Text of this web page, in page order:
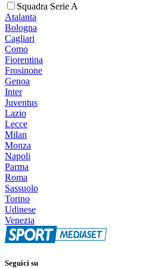
Squadra Serie A
Atalanta
Bologna
Cagliari
Como
Fiorentina
Frosinone
Genoa
Inter
Juventus
Lazio
Lecce
Milan
Monza
Napoli
Parma
Roma
Sassuolo
Torino
Udinese
Venezia
Seguici su